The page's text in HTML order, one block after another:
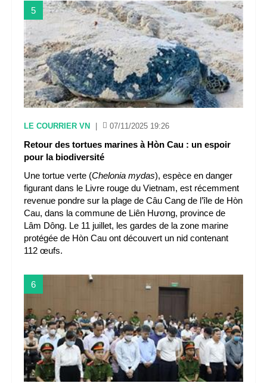
5
LE COURRIER VN 07/11/2025 19:26
Retour des tortues marines à Hòn Cau : un espoir
pour la biodiversité
Une tortue verte (Chelonia mydas), espèce en danger
figurant dans le Livre rouge du Vietnam, est récemment
revenue pondre sur la plage de Câu Cang de l’île de Hòn
Cau, dans la commune de Liên Hương, province de
Lâm Dông. Le 11 juillet, les gardes de la zone marine
protégée de Hòn Cau ont découvert un nid contenant
112 œufs.
6